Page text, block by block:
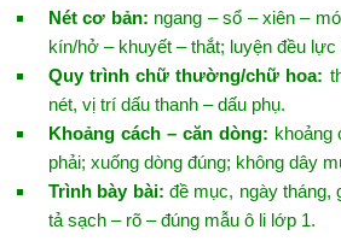
Nét cơ bản: ngang – sổ – xiên –
kín/hở – khuyết – thắt; luyện đều lực
Quy trình chữ thường/chữ hoa:
nét, vị trí dấu thanh – dấu phụ.
Khoảng cách – căn dòng: khoảng
phải; xuống dòng đúng; không dây
Trình bày bài: đề mục, ngày tháng,
tả sạch – rõ – đúng mẫu ô li lớp 1.